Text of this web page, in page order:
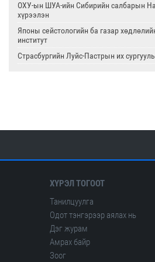
ОХУ-ын ШУА-ийн Сибирийн салбарын
хүрээлэн
Японы сейстологийн ба газар
институт
Страсбургийн Луйс-Пастрын их сургууль
ХҮРЭЛ ТОГООТ
Танилцуулга
Одот тэнгэрээр аялах нь
Дэг журам
Амрах байр
Зоог